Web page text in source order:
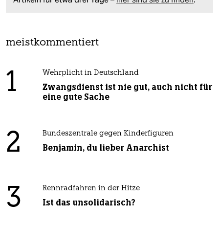
meistkommentiert
1 Wehrplicht in Deutschland
Zwangsdienst ist nie gut, auch nicht für
eine gute Sache
2 Bundeszentrale gegen Kinderfiguren
Benjamin, du lieber Anarchist
3 Rennradfahren in der Hitze
Ist das unsolidarisch?